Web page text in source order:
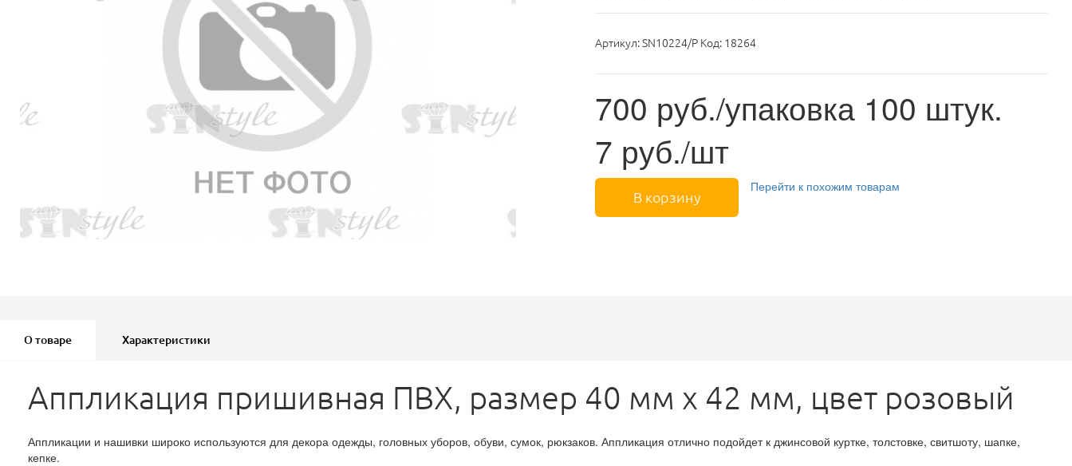
Артикул:SN10224/P Код: 18264
700 руб./упаковка 100 штук.
7 руб./шт
В корзину
Перейти к похожим товарам
О товаре Характеристики
Аппликация пришивная ПВХ, размер 40 мм х 42 мм, цвет розовый
Аппликации и нашивки широко используются для декора одежды, головных уборов, обуви, сумок, рюкзаков. Аппликация отлично подойдет к джинсовой куртке, толстовке, свитшоту, шапке,
кепке.